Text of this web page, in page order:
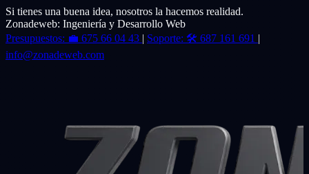
Si tienes una buena idea, nosotros la hacemos realidad.
Zonadeweb: Ingeniería y Desarrollo Web
Presupuestos: 💼 675 66 04 43 | Soporte: 🛠️ 687 161 691 |
info@zonadeweb.com